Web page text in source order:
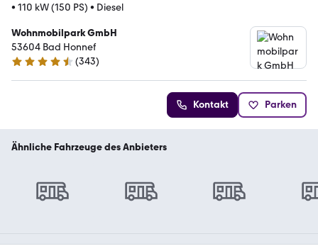
• 110 kW (150 PS) • Diesel
Wohnmobilpark GmbH
53604 Bad Honnef
4.3 Sterne
(343)
Kontakt Parken
Ähnliche Fahrzeuge des Anbieters